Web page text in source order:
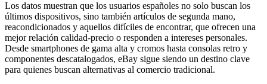
Los datos muestran que los usuarios españoles no solo buscan los
últimos dispositivos, sino también artículos de segunda mano,
reacondicionados y aquellos difíciles de encontrar, que ofrecen una
mejor relación calidad-precio o responden a intereses personales.
Desde smartphones de gama alta y cromos hasta consolas retro y
componentes descatalogados, eBay sigue siendo un destino clave
para quienes buscan alternativas al comercio tradicional.